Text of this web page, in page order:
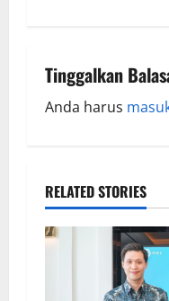
Tinggalkan
Anda harus
RELATED STORIES